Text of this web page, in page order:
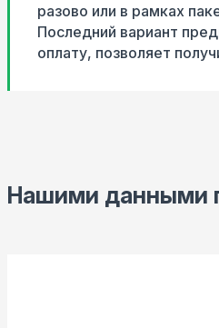
разово или в рамках
Последний вариант
оплату, позволяет
Нашими данными